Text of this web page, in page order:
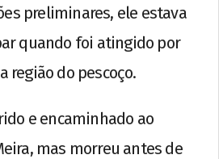
preliminares, ele estava
quando foi atingido por
região do pescoço.
e encaminhado ao
mas morreu antes de